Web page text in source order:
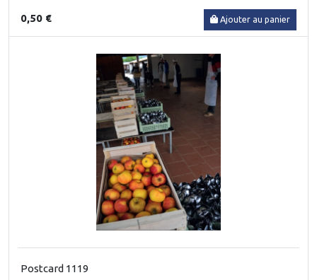
0,50 € Ajouter au panier
Postcard 1119